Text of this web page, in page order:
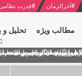
#آخرالزمان #قدرت نظامی
مطالب ویژه تحلیل
گفتمان امام و انقلاب - 7 /بخش دوم : شرح پیام ۱۰ خرداد ۱۳۶۹ امام خامنه ای/ فصل پنجم: حفظ عزّت و کرامت انقلابی
افشاگری سپهبد
اهمیت سیزدهمین
امام خامنه ای در
نوروزی امام خامنه ای به